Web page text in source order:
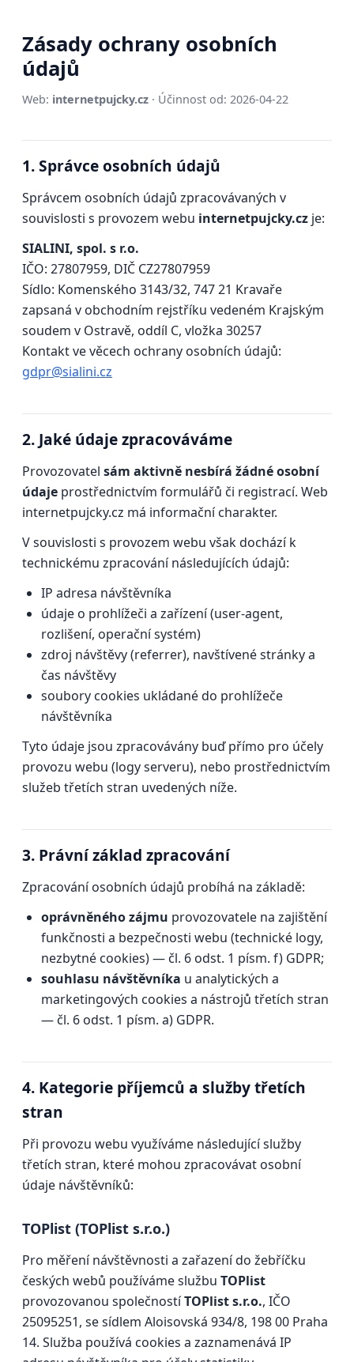
Zásady ochrany osobních
údajů
Web: internetpujcky.cz · Účinnost od: 2026-04-22
1. Správce osobních údajů
Správcem osobních údajů zpracovávaných v
souvislosti s provozem webu internetpujcky.cz je:
SIALINI, spol. s r.o.
IČO: 27807959, DIČ CZ27807959
Sídlo: Komenského 3143/32, 747 21 Kravaře
zapsaná v obchodním rejstříku vedeném Krajským
soudem v Ostravě, oddíl C, vložka 30257
Kontakt ve věcech ochrany osobních údajů:
gdpr@sialini.cz
2. Jaké údaje zpracováváme
Provozovatel sám aktivně nesbírá žádné osobní
údaje prostřednictvím formulářů či registrací. Web
internetpujcky.cz má informační charakter.
V souvislosti s provozem webu však dochází k
technickému zpracování následujících údajů:
IP adresa návštěvníka
údaje o prohlížeči a zařízení (user-agent,
rozlišení, operační systém)
zdroj návštěvy (referrer), navštívené stránky a
čas návštěvy
soubory cookies ukládané do prohlížeče
návštěvníka
Tyto údaje jsou zpracovávány buď přímo pro účely
provozu webu (logy serveru), nebo prostřednictvím
služeb třetích stran uvedených níže.
3. Právní základ zpracování
Zpracování osobních údajů probíhá na základě:
oprávněného zájmu provozovatele na zajištění
funkčnosti a bezpečnosti webu (technické logy,
nezbytné cookies) — čl. 6 odst. 1 písm. f) GDPR;
souhlasu návštěvníka u analytických a
marketingových cookies a nástrojů třetích stran
— čl. 6 odst. 1 písm. a) GDPR.
4. Kategorie příjemců a služby třetích
stran
Při provozu webu využíváme následující služby
třetích stran, které mohou zpracovávat osobní
údaje návštěvníků:
TOPlist (TOPlist s.r.o.)
Pro měření návštěvnosti a zařazení do žebříčku
českých webů používáme službu TOPlist
provozovanou společnostíTOPlist s.r.o., IČO
25095251, se sídlem Aloisovská 934/8, 198 00 Praha
14. Služba používá cookies a zaznamenává IP